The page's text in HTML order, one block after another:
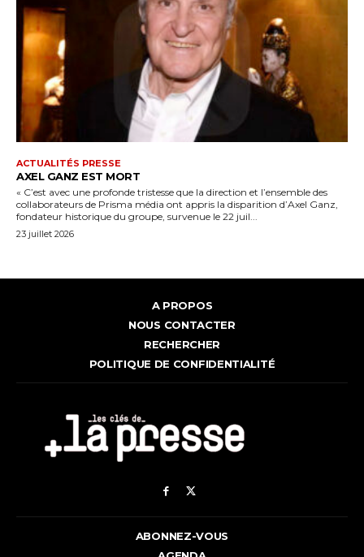
ACTUALITÉS PRESSE
AXEL GANZ EST MORT
« C’est avec une profonde tristesse que la direction et l’ensemble des
collaborateurs de Prisma média ont appris la disparition d’Axel Ganz,
fondateur historique du groupe, survenue le 22 juil...
23 juillet 2026
A PROPOS
NOUS CONTACTER
RECHERCHER
POLITIQUE DE CONFIDENTIALITÉ
ABONNEZ-VOUS